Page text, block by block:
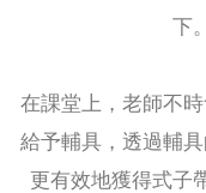
下。
在課堂上，老師不
給予輔具，透過輔
更有效地獲得式子